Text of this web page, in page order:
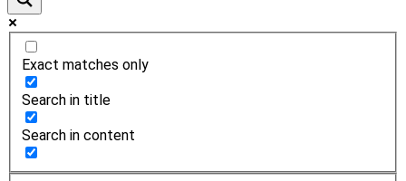
Exact matches only
Search in title
Search in content